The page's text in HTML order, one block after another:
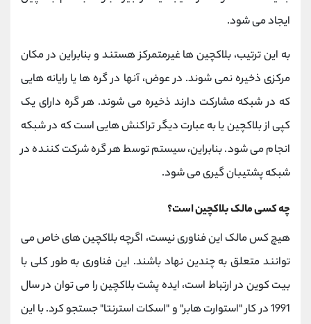
ایجاد می شود.
به این ترتیب، بلاکچین ها غیرمتمرکز هستند و بنابراین در مکان
مرکزی ذخیره نمی شوند. در عوض، آنها در گره ها یا رایانه هایی
که در شبکه مشارکت دارند ذخیره می شوند. هر گره دارای یک
کپی از بلاکچین یا به عبارت دیگر تراکنش هایی است که در شبکه
انجام می شود. بنابراین، سیستم توسط هر گره شرکت کننده در
شبکه پشتیبان گیری می شود.
چه کسی مالک بلاکچین است؟
هیچ کس مالک این فناوری نیست، اگرچه بلاکچین های خاص می
توانند متعلق به چندین نهاد باشند. این فناوری به طور کلی با
بیت کوین در ارتباط است، ایده پشت بلاکچین را می توان در سال
1991 در کار "استوارت هابر" و "اسکات استرنتا" جستجو کرد. با این